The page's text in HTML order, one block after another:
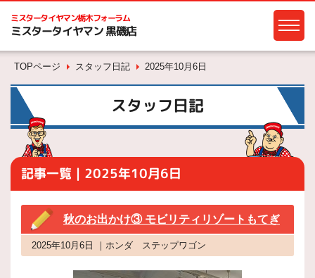
ミスタータイヤマン栃木フォーラム
ミスタータイヤマン 黒磯店
TOPページ スタッフ日記 2025年10月6日
スタッフ日記
記事一覧｜2025年10月6日
秋のお出かけ③ モビリティリゾートもてぎ
2025年10月6日 ｜ホンダ ステップワゴン